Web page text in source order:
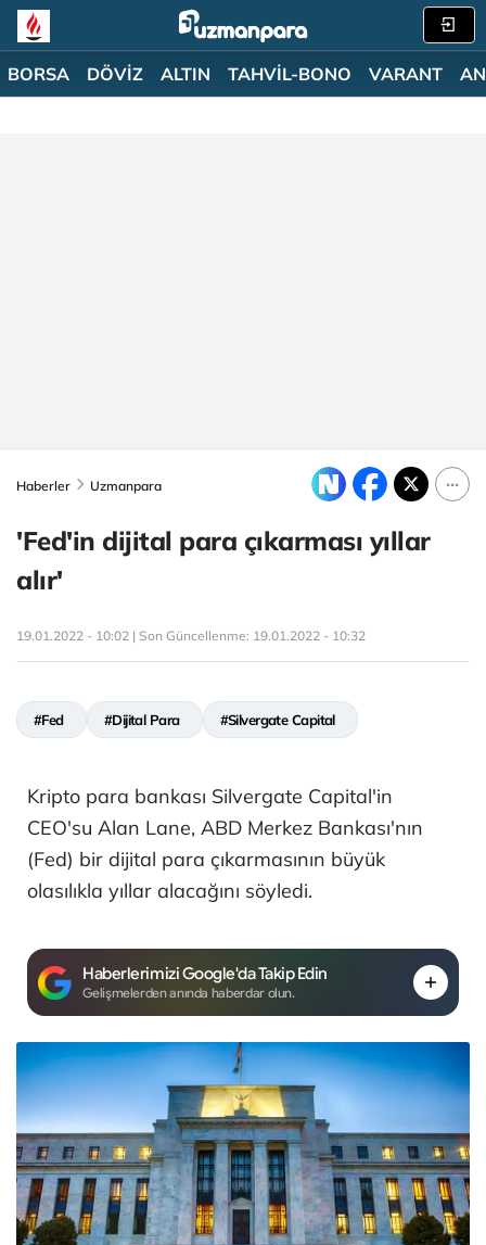
BORSA DÖVİZ ALTIN TAHVİL-BONO VARANT
Haberler Uzmanpara
'Fed'in dijital para çıkarması yıllar
alır'
19.01.2022 - 10:02 | Son Güncellenme: 19.01.2022 - 10:32
#Fed #Dijital Para #Silvergate Capital
Kripto para bankası Silvergate Capital'in
CEO'su Alan Lane, ABD Merkez Bankası'nın
(Fed) bir dijital para çıkarmasının büyük
olasılıkla yıllar alacağını söyledi.
Haberlerimizi Google'da Takip Edin
Gelişmelerden anında haberdar olun.